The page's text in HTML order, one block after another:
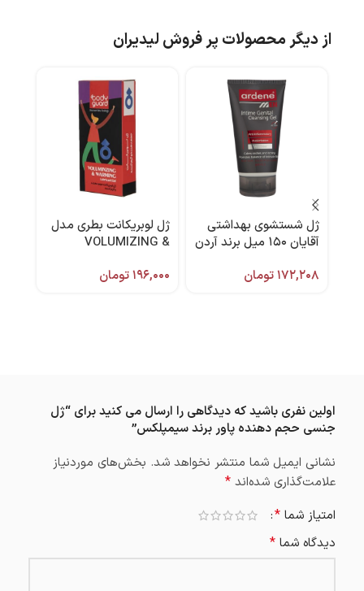
از دیگر محصولات پر فروش لیدیران
ژل شستشوی بهداشتی
آقایان ۱۵۰ میل برند آردن
۱۷۲,۲۰۸تومان
ژل لوبریکانت بطری مدل
VOLUMIZING &
میل بادیگارد
۱۹۶,۰۰۰تومان
اولین نفری باشید که دیدگاهی را ارسال می کنید برای “ژل
جنسی حجم دهنده پاور برند سیمپلکس”
نشانی ایمیل شما منتشر نخواهد شد. بخش‌های موردنیاز
علامت‌گذاری شده‌اند *
امتیاز شما *
دیدگاه شما *